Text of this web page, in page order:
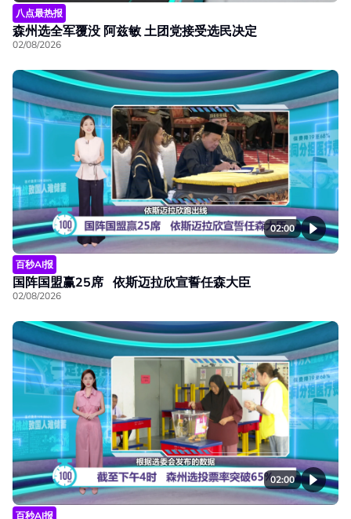
八点最热报
森州选全军覆没 阿兹敏 土团党接受选民决定
02/08/2026
02:00
百秒AI报
国阵国盟赢25席 依斯迈拉欣宣誓任森大臣
02/08/2026
02:00
百秒AI报